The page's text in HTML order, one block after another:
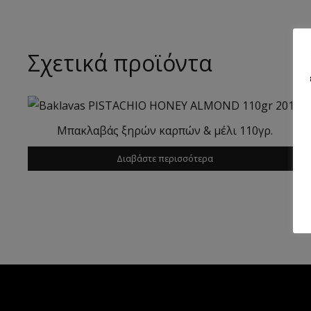
Σχετικά προϊόντα
Μπακλαβάς ξηρών καρπών & μέλι 110γρ.
Διαβάστε περισσότερα